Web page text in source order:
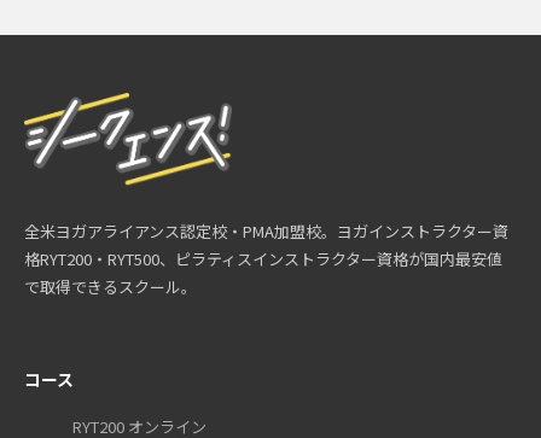
全米ヨガアライアンス認定校・PMA加盟校。ヨガインストラクター資
格RYT200・RYT500、ピラティスインストラクター資格が国内最安値
で取得できるスクール。
コース
RYT200 オンライン